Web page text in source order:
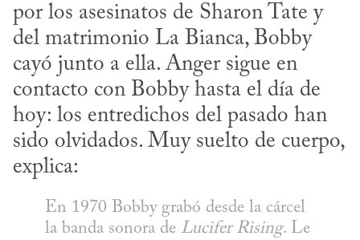
por los asesinatos de Sharon Tate y
del matrimonio La Bianca, Bobby
cayó junto a ella. Anger sigue en
contacto con Bobby hasta el día de
hoy: los entredichos del pasado han
sido olvidados. Muy suelto de cuerpo,
explica:
En 1970 Bobby grabó desde la cárcel
la banda sonora de Lucifer Rising. Le